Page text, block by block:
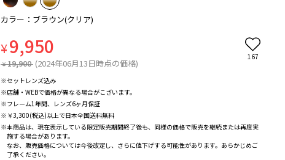
カラー：ブラウン(クリア)
¥9,950
¥ 19,900 (2024年06月13日時点の価格)
167
※セットレンズ込み
※店舗・WEBで価格が異なる場合がこざいます。
※フレーム1年間、レンズ6ヶ月保証
※￥3,300(税込)以上で日本全国送料無料
※本商品は、現在表示している限定販売期間終了後も、同様の価格で販売を継続または再度実
施する場合があります。
なお、販売価格については今後改定し、さらに値下げする可能性があります。あらかじめご
了承ください。